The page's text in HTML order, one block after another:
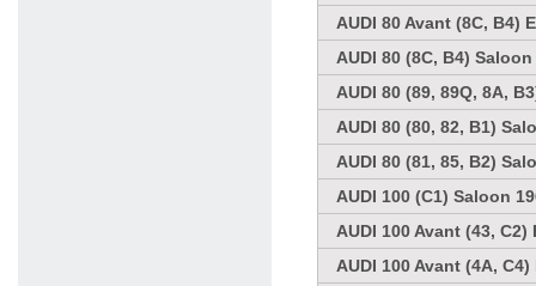
AUDI 80 Avant (8C, B4)
AUDI 80 (8C, B4)
AUDI 80 (89, 89Q, 8A,
AUDI 80 (80, 82, B1)
AUDI 80 (81, 85, B2)
AUDI 100 (C1) Saloon
AUDI 100 Avant (43,
AUDI 100 Avant (4A,